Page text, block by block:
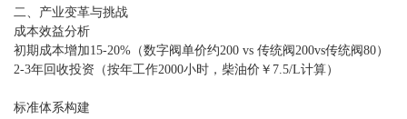
二、产业变革与挑战
成本效益分析
初期成本增加15-20%（数字阀单价约200 vs 传统阀200vs传统阀80）
2-3年回收投资（按年工作2000小时，柴油价￥7.5/L计算）
标准体系构建